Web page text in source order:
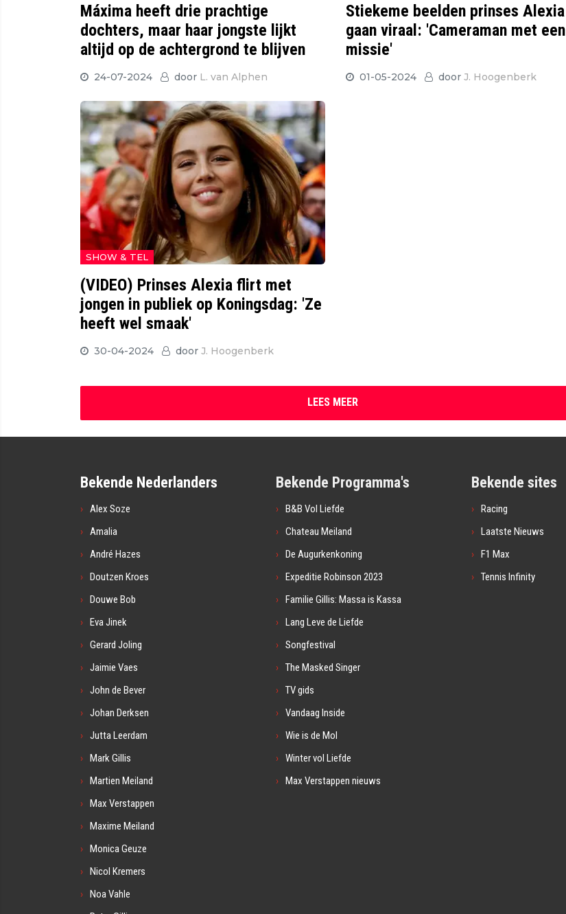
Máxima heeft drie prachtige
dochters, maar haar jongste lijkt
altijd op de achtergrond te blijven
24-07-2024 door L. van Alphen
Stiekeme beelden prinses Alexia
gaan viraal: 'Cameraman met een
missie'
01-05-2024 door J. Hoogenberk
SHOW & TEL
(VIDEO) Prinses Alexia flirt met
jongen in publiek op Koningsdag: 'Ze
heeft wel smaak'
30-04-2024 door J. Hoogenberk
LEES MEER
Bekende Nederlanders
Alex Soze
Amalia
André Hazes
Doutzen Kroes
Douwe Bob
Eva Jinek
Gerard Joling
Jaimie Vaes
John de Bever
Johan Derksen
Jutta Leerdam
Mark Gillis
Martien Meiland
Max Verstappen
Maxime Meiland
Monica Geuze
Nicol Kremers
Noa Vahle
Bekende Programma's
B&B Vol Liefde
Chateau Meiland
De Augurkenkoning
Expeditie Robinson 2023
Familie Gillis: Massa is Kassa
Lang Leve de Liefde
Songfestival
The Masked Singer
TV gids
Vandaag Inside
Wie is de Mol
Winter vol Liefde
Max Verstappen nieuws
Bekende sites
Racing
Laatste Nieuws
F1 Max
Tennis Infinity